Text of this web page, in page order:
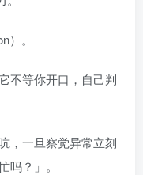
。
不等你开口，自己判
，一旦察觉异常立刻
？」。